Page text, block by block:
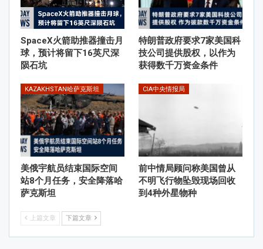
SpaceX火箭助推器撞击月
球，预计将留下16英尺深
陨石坑
特朗普政府要求7家美国科
技公司提供股权，以作为
获得数千万资金条件
KAZAKHSTAN哈萨克斯坦
美俄宇航员结束国际空间
站8个月任务，安全降落哈
萨克斯坦
CIA中央情报局
前中情局顾问称美国曾从
不明飞行物坠毁现场回收
到4种外星物种
上篇文章 下篇文章